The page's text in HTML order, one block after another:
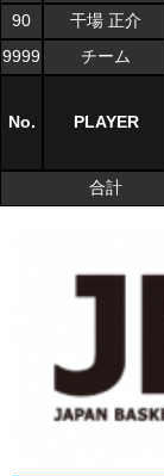
90 干場 正介
9999
チーム
No. PLAYER
合計